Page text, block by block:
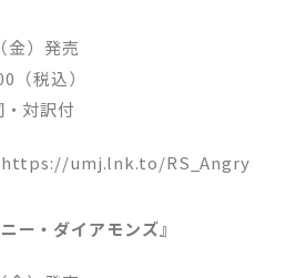
金）発売
（税込）
対訳付
https://umj.lnk.to/RS_Angry
ー・ダイアモンズ』